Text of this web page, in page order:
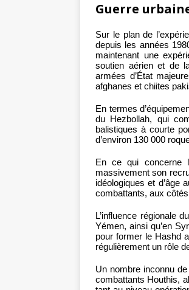
Guerre
Sur le plan de
depuis les années
maintenant une
soutien aérien et de
armées d’État
afghanes et chiites
En termes
du Hezbollah, qui
balistiques à courte
d’environ 130 000
En ce qui concerne
massivement son
idéologiques et d’âge
combattants, aux
L’influence régionale
Yémen, ainsi qu’en
pour former le Hashd
régulièrement un rôle
Un nombre inconnu
combattants Houthis,